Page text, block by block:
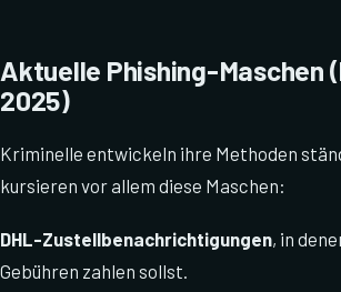
Aktuelle Phishing-Maschen
2025)
Kriminelle entwickeln ihre Methoden
kursieren vor allem diese Maschen:
DHL-Zustellbenachrichtigungen, in
Gebühren zahlen sollst.